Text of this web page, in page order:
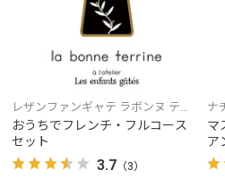
レザンファンギャテ ラボンヌ テリ
ーヌ
おうちでフレンチ・フルコース
セット
3.7 （3）
ナ
三
マ
ア